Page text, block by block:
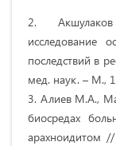
2. Акшулаков
исследование
последствий в
мед. наук. – М.,
3. Алиев М.А.,
биосредах
арахноидитом